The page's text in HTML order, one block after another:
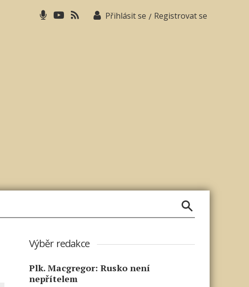
Přihlásit se / Registrovat se
Výběr redakce
Plk. Macgregor: Rusko není
nepřítelem